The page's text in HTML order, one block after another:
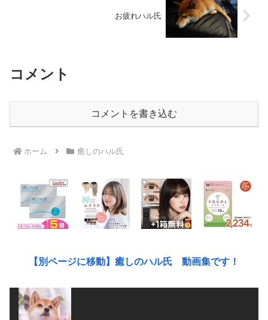
お疲れハル氏
コメント
コメントを書き込む
ホーム 癒しのハル氏
【別ページに移動】癒しのハル氏 動画集です！